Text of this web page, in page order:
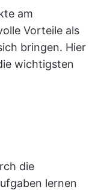
am
Vorteile als
bringen. Hier
wichtigsten
die
lernen